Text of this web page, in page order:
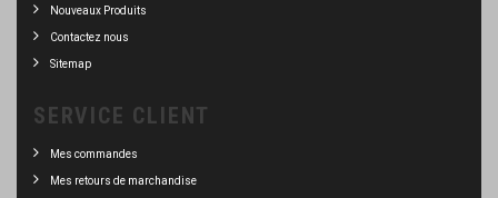
Nouveaux Produits
Contactez nous
Sitemap
SERVICE CLIENT
Mes commandes
Mes retours de marchandise